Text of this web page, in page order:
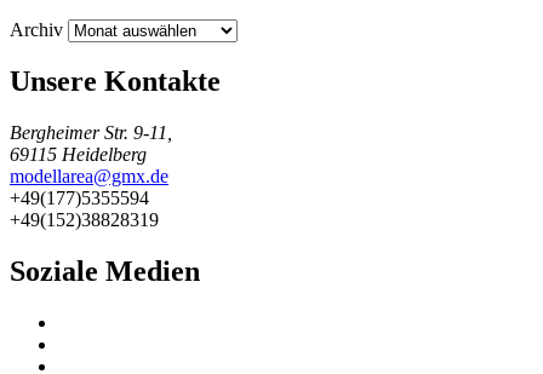
Archiv
Unsere Kontakte
Bergheimer Str. 9-11,
69115 Heidelberg
modellarea@gmx.de
+49(177)5355594
+49(152)38828319
Soziale Medien